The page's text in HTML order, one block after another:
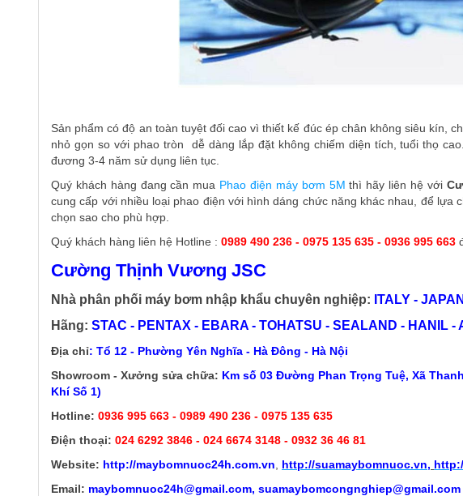
Sản phẩm có độ an toàn tuyệt đối cao vì thiết kế đúc ép chân không siêu kín,
nhỏ gọn so với phao tròn dễ dàng lắp đặt không chiếm diện tích, tuổi thọ
đương 3-4 năm sử dụng liên tục.
Quý khách hàng đang cần mua Phao điện máy bơm 5M thì hãy liên hệ với
cung cấp với nhiều loại phao điện với hình dáng chức năng khác nhau, để lựa
chọn sao cho phù hợp.
Quý khách hàng liên hệ Hotline : 0989 490 236 - 0975 135 635 - 0936 995 663
Cường Thịnh Vương JSC
Nhà phân phối máy bơm nhập khẩu chuyên nghiệp: ITALY -
Hãng: STAC - PENTAX - EBARA - TOHATSU - SEALAND - HANIL -
Địa chỉ: Tổ 12 - Phường Yên Nghĩa - Hà Đông - Hà Nội
Showroom - Xưởng sửa chữa: Km số 03 Đường Phan Trọng Tuệ, Xã
Khí Số 1)
Hotline: 0936 995 663 - 0989 490 236 - 0975 135 635
Điện thoại: 024 6292 3846 - 024 6674 3148 - 0932 36 46 81
Website: http://maybomnuoc24h.com.vn http://suamaybomnuoc.vn,
Email: maybomnuoc24h@gmail.com, suamaybomcongnghiep@gmail.com